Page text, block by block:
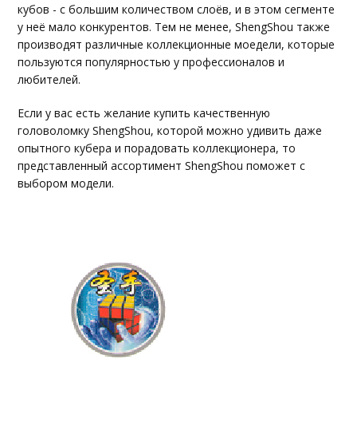
кубов - с большим количеством слоёв, и в этом сегменте
у неё мало конкурентов. Тем не менее, ShengShou также
производят различные коллекционные моедели, которые
пользуются популярностью у профессионалов и
любителей.
Если у вас есть желание купить качественную
головоломку ShengShou, которой можно удивить даже
опытного кубера и порадовать коллекционера, то
представленный ассортимент ShengShou поможет с
выбором модели.